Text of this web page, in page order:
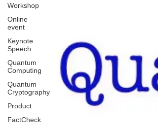
Workshop
Online
event
Keynote
Speech
Quantum
Computing
Quantum
Cryptography
Product
FactCheck